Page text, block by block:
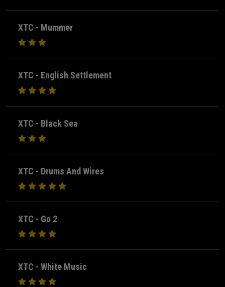
XTC - Mummer
XTC - English Settlement
XTC - Black Sea
XTC - Drums And Wires
XTC - Go 2
XTC - White Music